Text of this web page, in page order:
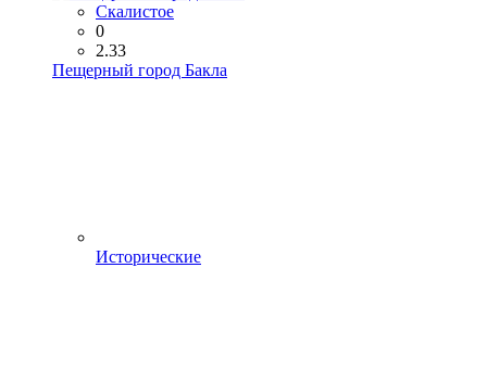
Скалистое
0
2.33
Пещерный город Бакла
Исторические